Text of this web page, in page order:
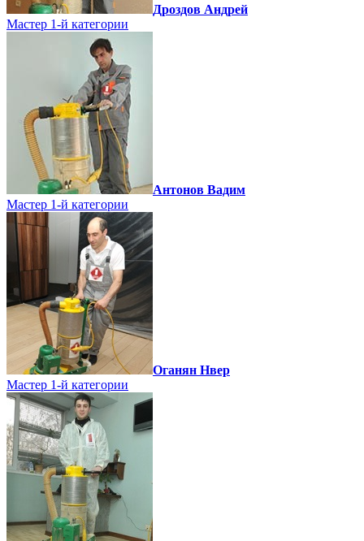
Дроздов Андрей
Мастер 1-й категории
Антонов Вадим
Мастер 1-й категории
Оганян Нвер
Мастер 1-й категории